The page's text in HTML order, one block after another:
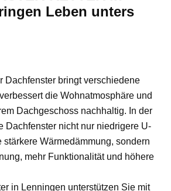
Leben unters
Dachfenster bringt verschiedene
die Wohnatmosphäre und
Dachgeschoss nachhaltig. In der
Dachfenster nicht nur niedrigere U-
stärkere Wärmedämmung, sondern
mehr Funktionalität und höhere
in Lenningen unterstützen Sie mit